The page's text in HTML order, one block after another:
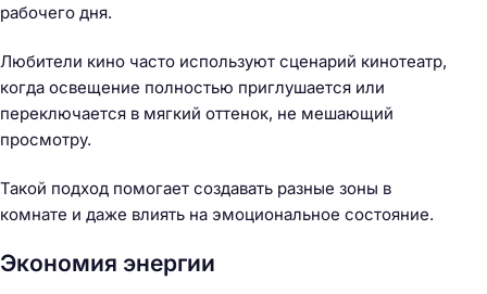
рабочего дня.
Любители кино часто используют сценарий кинотеатр,
когда освещение полностью приглушается или
переключается в мягкий оттенок, не мешающий
просмотру.
Такой подход помогает создавать разные зоны в
комнате и даже влиять на эмоциональное состояние.
Экономия энергии